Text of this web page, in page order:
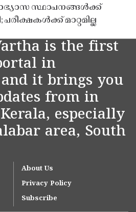
സ്ഥാപനങ്ങൾക്ക്
മാറ്റമില്ല
is the first
in
it brings you
from in
especially
area, South
About Us
Privacy Policy
Subscribe